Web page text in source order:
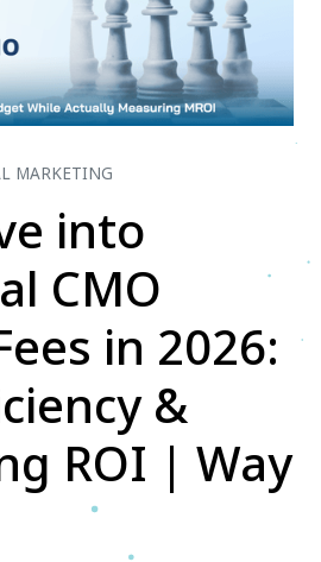
MARKETING
into
CMO
in 2026:
&
ROI | Way